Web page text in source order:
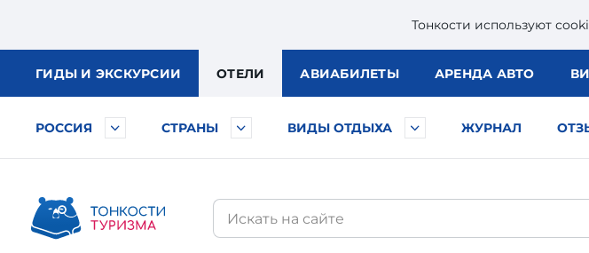
Тонкости используют
ГИДЫ И ЭКСКУРСИИ ОТЕЛИ АВИАБИЛЕТЫ АРЕНДА АВТО
РОССИЯ СТРАНЫ ВИДЫ ОТДЫХА ЖУРНАЛ